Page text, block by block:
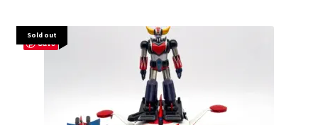
Sold out
Save